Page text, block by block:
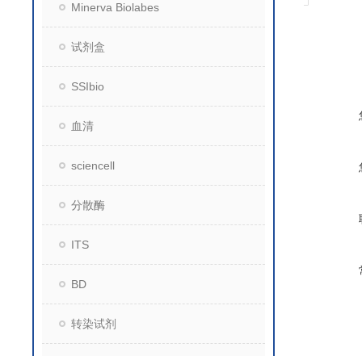
Minerva Biolabes
试剂盒
SSIbio
血清
sciencell
分散酶
ITS
BD
转染试剂